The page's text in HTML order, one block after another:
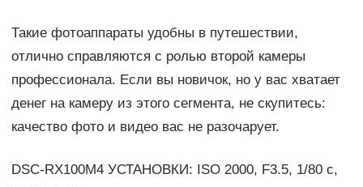
Такие фотоаппараты удобны в путешествии,
отлично справляются с ролью второй камеры
профессионала. Если вы новичок, но у вас хватает
денег на камеру из этого сегмента, не скупитесь:
качество фото и видео вас не разочарует.
DSC-RX100M4 УСТАНОВКИ: ISO 2000, F3.5, 1/80 с,